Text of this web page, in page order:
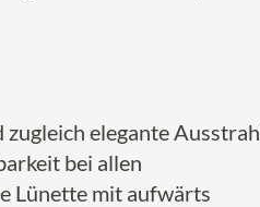
elegante
bei allen
Lünette mit aufwärts